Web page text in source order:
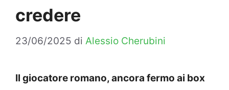
credere
23/06/2025 di Alessio Cherubini
Il giocatore romano, ancora fermo ai box